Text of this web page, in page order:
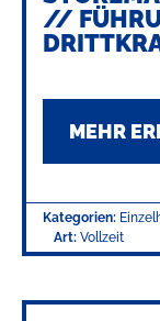
//
MEHR
Kategorien:
Art: Vollzeit